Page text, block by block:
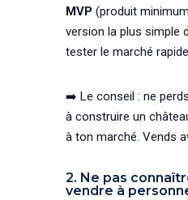
MVP (produit
version la plus simple
tester le marché
➡️ Le conseil : ne
à construire un
à ton marché. Vends
2. Ne pas
vendre à